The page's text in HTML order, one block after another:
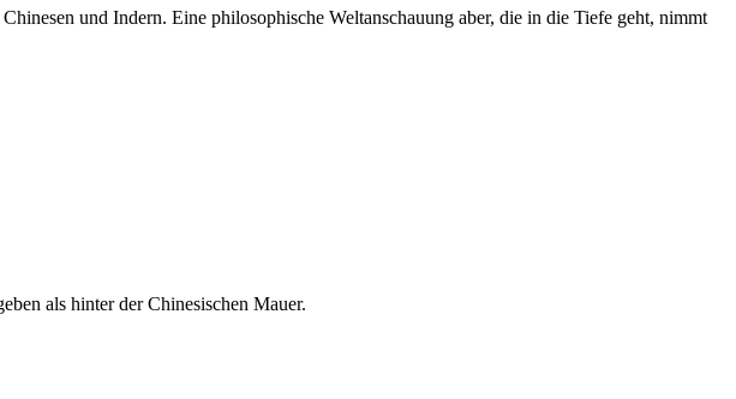
und Indern. Eine philosophische Weltanschauung aber, die in die Tiefe geht, nimmt
als hinter der Chinesischen Mauer.